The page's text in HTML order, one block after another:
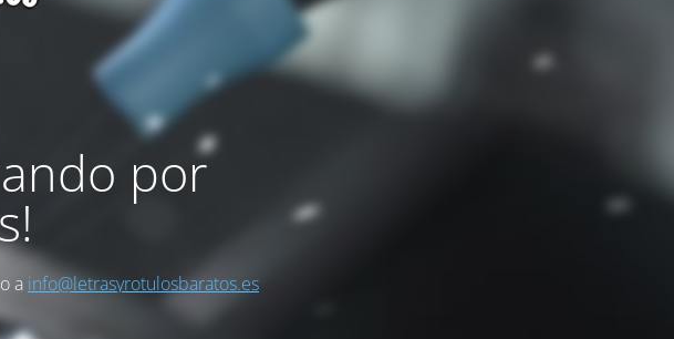
por
a info@letrasyrotulosbaratos.es